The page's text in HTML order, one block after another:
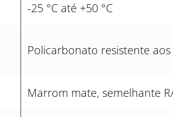
-25 °C até +50 °C
Policarbonato resistente aos
Marrom mate, semelhante